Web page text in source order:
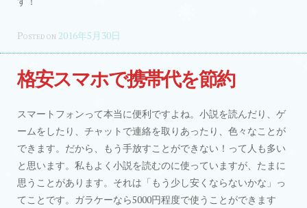
Posted on 2016年5月30日
格安スマホで携帯代を節約
スマートフォンって本当に便利ですよね。小説を読んだり、ゲ
ームをしたり、チャットで連絡を取りあったり、色々なことが
できます。だから、もう手放すことができない！って人も多い
と思います。私もよく小説を読むのに使っていますが、たまに
思うことがあります。それは「もう少し安くならないかな」っ
てことです。ガラケーなら5000円程度で使うことができます